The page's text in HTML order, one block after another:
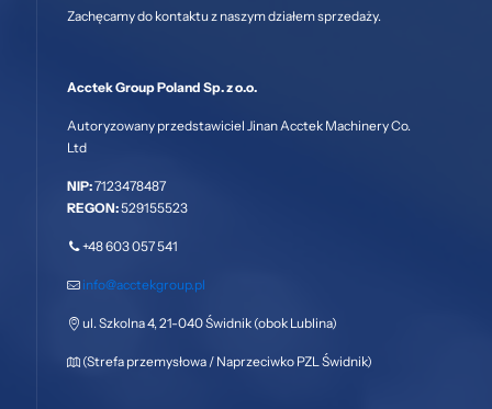
Zachęcamy do kontaktu z naszym działem sprzedaży.
Acctek Group Poland Sp. z o.o.
Autoryzowany przedstawiciel Jinan Acctek Machinery Co.
Ltd
NIP:7123478487
REGON:529155523
+48 603 057 541
info@acctekgroup.pl
ul. Szkolna 4, 21-040 Świdnik (obok Lublina)
(Strefa przemysłowa / Naprzeciwko PZL Świdnik)